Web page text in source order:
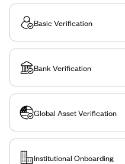
Basic Verification
Bank Verification
Global Asset Verification
Institutional Onboarding